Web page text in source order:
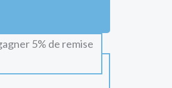
5% de remise